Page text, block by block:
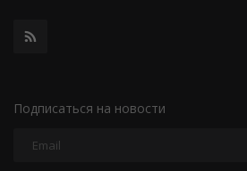
Подписаться на новости